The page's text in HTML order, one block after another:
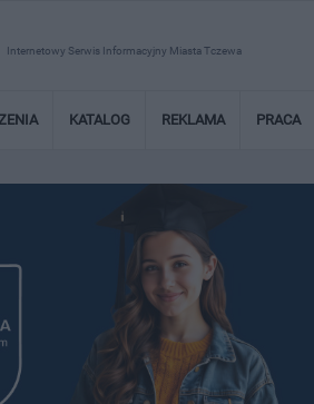
Internetowy Serwis Informacyjny Miasta Tczewa
KATALOG REKLAMA PRACA